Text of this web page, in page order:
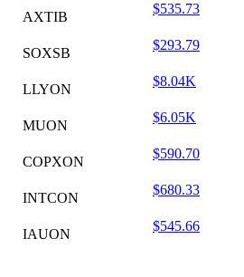
AXTIB
$535.73
SOXSB
$293.79
LLYON
$8.04K
MUON
$6.05K
COPXON
$590.70
INTCON
$680.33
IAUON
$545.66